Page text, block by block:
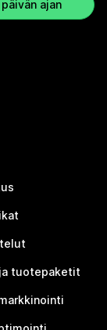
ajan
tuotepaketit